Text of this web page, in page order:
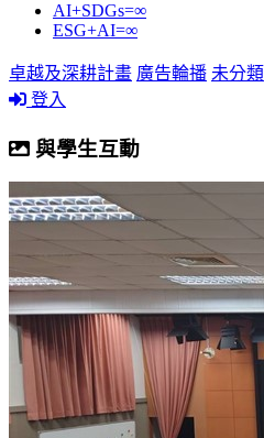
AI+SDGs=∞
ESG+AI=∞
卓越及深耕計畫 廣告輪播 未分類
登入
與學生互動